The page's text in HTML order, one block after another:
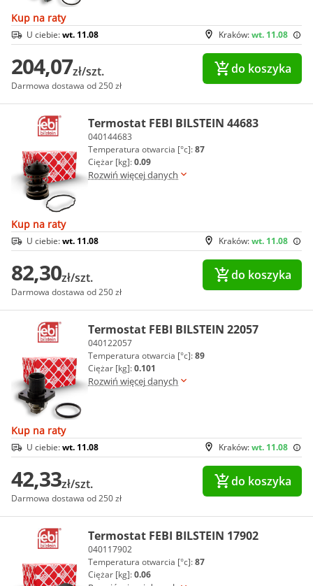
Kup na raty
Kraków:wt. 11.08
U ciebie:wt. 11.08
204,07zł/szt.
Darmowa dostawa od 250 zł
do koszyka
Termostat FEBI BILSTEIN 44683
040144683
Temperatura otwarcia [°c]:87
Ciężar [kg]:0.09
Rozwiń więcej danych
Kup na raty
Kraków:wt. 11.08
U ciebie:wt. 11.08
82,30zł/szt.
Darmowa dostawa od 250 zł
do koszyka
Termostat FEBI BILSTEIN 22057
040122057
Temperatura otwarcia [°c]:89
Ciężar [kg]:0.101
Rozwiń więcej danych
Kup na raty
Kraków:wt. 11.08
U ciebie:wt. 11.08
42,33zł/szt.
Darmowa dostawa od 250 zł
do koszyka
Termostat FEBI BILSTEIN 17902
040117902
Temperatura otwarcia [°c]:87
Ciężar [kg]:0.06